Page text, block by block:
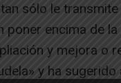
sólo le
poner encima de
y mejora o
y ha